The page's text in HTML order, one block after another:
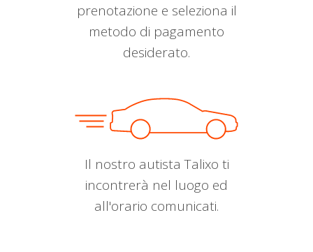
prenotazione e seleziona il
metodo di pagamento
desiderato.
Il nostro autista Talixo ti
incontrerà nel luogo ed
all'orario comunicati.